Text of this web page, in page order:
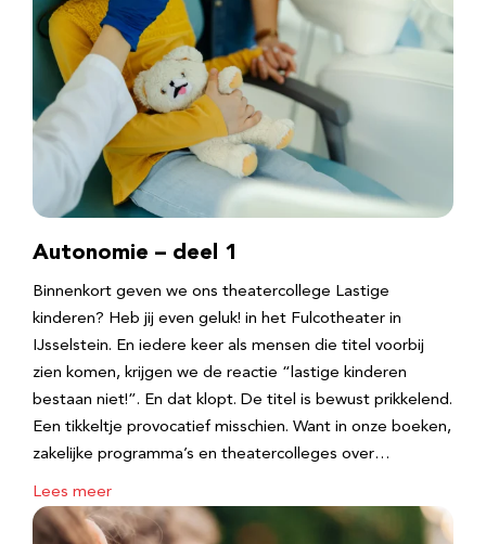
Autonomie – deel 1
Binnenkort geven we ons theatercollege Lastige
kinderen? Heb jij even geluk! in het Fulcotheater in
IJsselstein. En iedere keer als mensen die titel voorbij
zien komen, krijgen we de reactie “lastige kinderen
bestaan niet!”. En dat klopt. De titel is bewust prikkelend.
Een tikkeltje provocatief misschien. Want in onze boeken,
zakelijke programma’s en theatercolleges over…
Lees meer